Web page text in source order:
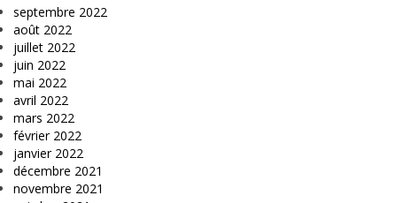
septembre 2022
août 2022
juillet 2022
juin 2022
mai 2022
avril 2022
mars 2022
février 2022
janvier 2022
décembre 2021
novembre 2021